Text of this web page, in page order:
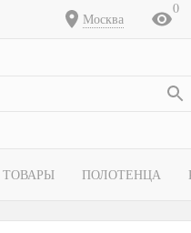
Москва
0
ПОЛОТЕНЦА